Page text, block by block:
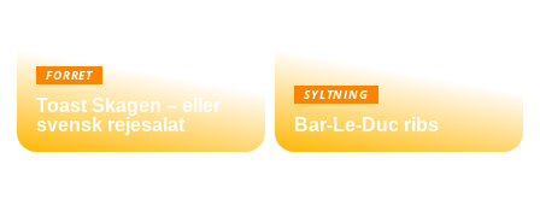
FORRET
Toast Skagen – eller
svensk rejesalat
SYLTNING
Bar-Le-Duc ribs